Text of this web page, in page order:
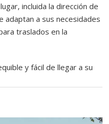
incluida la dirección de
adaptan a sus necesidades
traslados en la
y fácil de llegar a su